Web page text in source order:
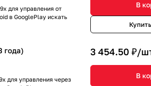
для управления от
в GooglePlay искать
В
года)
для управления через
3 454.50 ₽/
В